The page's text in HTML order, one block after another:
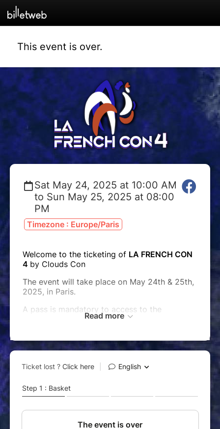
This event is over.
Sat May 24, 2025 at 10:00 AM
to Sun May 25, 2025 at 08:00
PM
Timezone : Europe/Paris
Welcome to the ticketing of LA FRENCH CON
4 by Clouds Con
The event will take place on May 24th & 25th,
2025, in Paris.
A pass is mandatory to access to the
conditionsBEFORE buying anything
For any question, please look at our
session on our website or send us
an email at
contact
Read more